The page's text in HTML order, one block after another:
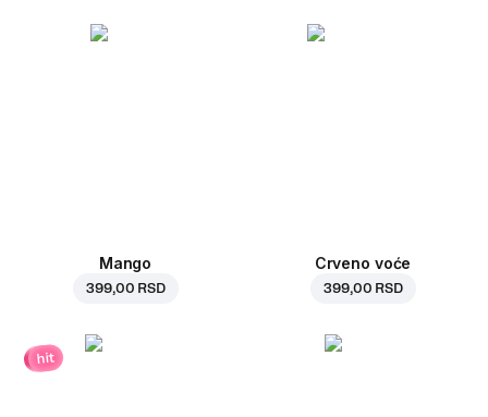
Mango
399,00 RSD
Crveno voće
399,00 RSD
hit